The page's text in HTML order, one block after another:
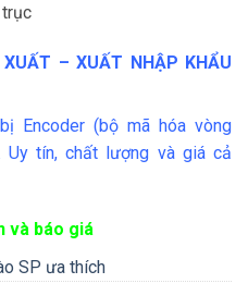
– XUẤT NHẬP KHẨU
Encoder (bộ mã hóa vòng
Uy tín, chất lượng và giá cả
và báo giá
SP ưa thích